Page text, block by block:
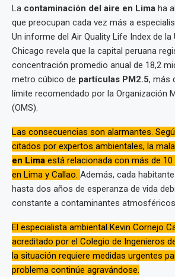
La contaminación del aire en Lima ha
que preocupan cada vez más a
Un informe del Air Quality Life Index de la
Chicago revela que la capital peruana
concentración promedio anual de 18,2
metro cúbico de partículas PM2.5, más
límite recomendado por la Organización
(OMS).
Las consecuencias son alarmantes.
citados por expertos ambientales, la mala
en Lima está relacionada con más de
en Lima y Callao. Además, cada
hasta dos años de esperanza de vida
constante a contaminantes
El especialista ambiental Kevin Cornejo
acreditado por el Colegio de Ingenieros
la situación requiere medidas urgentes
problema continúe agravándose.